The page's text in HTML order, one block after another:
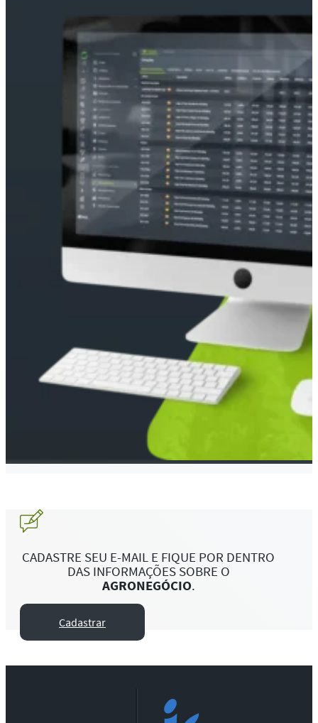
CADASTRE SEU E-MAIL E FIQUE POR DENTRO
DAS INFORMAÇÕES SOBRE O
AGRONEGÓCIO.
Cadastrar